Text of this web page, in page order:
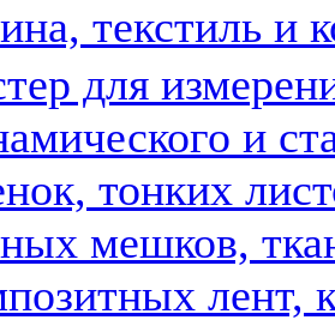
текстиль и
для
и
тонких
мешков,
лент,